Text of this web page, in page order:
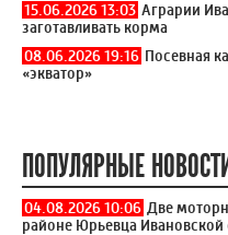
15.06.2026 13:03 Аграрии
заготавливать корма
08.06.2026 19:16 Посевная
«экватор»
ПОПУЛЯРНЫЕ
04.08.2026 10:06 Две
районе Юрьевца Ивановской